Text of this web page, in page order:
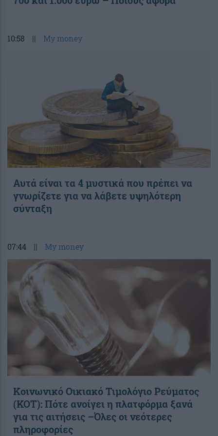
10:58 || My money
Αυτά είναι τα 4 μυστικά που πρέπει να
γνωρίζετε για να λάβετε υψηλότερη
σύνταξη
07:44 || My money
Κοινωνικό Οικιακό Τιμολόγιο Ρεύματος
(ΚΟΤ): Πότε ανοίγει η πλατφόρμα ξανά
για τις αιτήσεις –Όλες οι νεότερες
πληροφορίες